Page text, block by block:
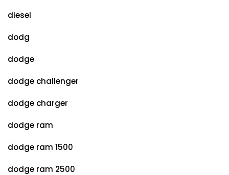
diesel
dodg
dodge
dodge challenger
dodge charger
dodge ram
dodge ram 1500
dodge ram 2500